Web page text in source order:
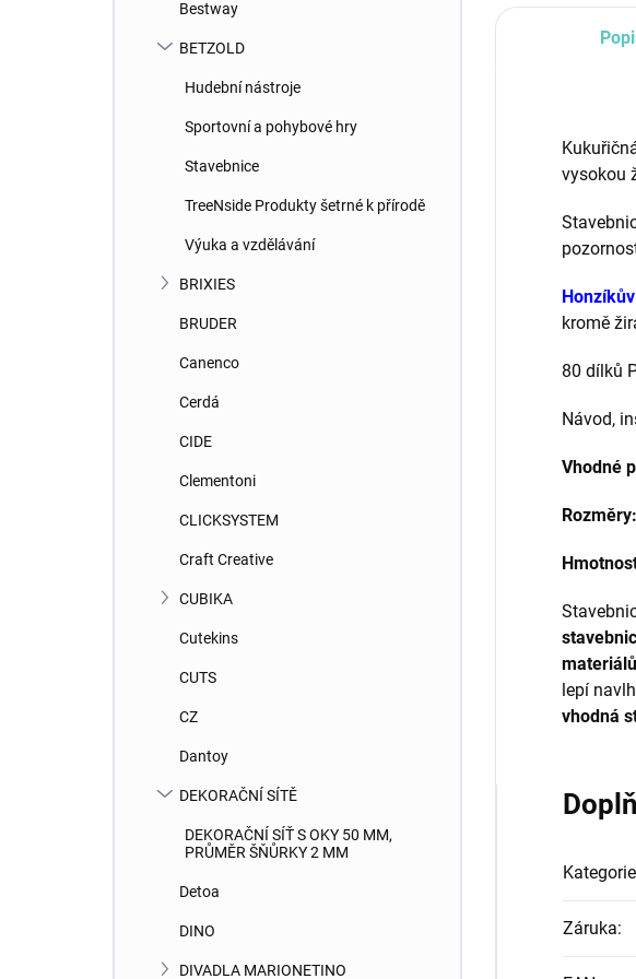
Bestway
BETZOLD
Hudební nástroje
Sportovní a pohybové hry
Stavebnice
TreeNside Produkty šetrné k přírodě
Výuka a vzdělávání
BRIXIES
BRUDER
Canenco
Cerdá
CIDE
Clementoni
CLICKSYSTEM
Craft Creative
CUBIKA
Cutekins
CUTS
CZ
Dantoy
DEKORAČNÍ SÍTĚ
DEKORAČNÍ SÍŤ S OKY 50 MM,
PRŮMĚR ŠŇŮRKY 2 MM
Detoa
DINO
DIVADLA MARIONETINO
vysokou
kromě
80 dílků
Návod,
Vhodné
Rozměry:
lepí
vhodná
Kategorie
Záruka: